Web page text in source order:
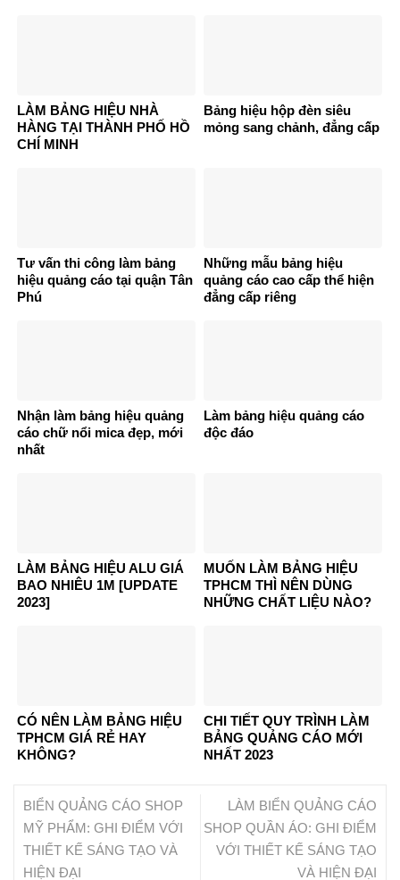
LÀM BẢNG HIỆU NHÀ
HÀNG TẠI THÀNH PHỐ HỒ
CHÍ MINH
Bảng hiệu hộp đèn siêu
mỏng sang chảnh, đẳng cấp
Tư vấn thi công làm bảng
hiệu quảng cáo tại quận Tân
Phú
Những mẫu bảng hiệu
quảng cáo cao cấp thể hiện
đẳng cấp riêng
Nhận làm bảng hiệu quảng
cáo chữ nổi mica đẹp, mới
nhất
Làm bảng hiệu quảng cáo
độc đáo
LÀM BẢNG HIỆU ALU GIÁ
BAO NHIÊU 1M [UPDATE
2023]
MUỐN LÀM BẢNG HIỆU
TPHCM THÌ NÊN DÙNG
NHỮNG CHẤT LIỆU NÀO?
CÓ NÊN LÀM BẢNG HIỆU
TPHCM GIÁ RẺ HAY
KHÔNG?
CHI TIẾT QUY TRÌNH LÀM
BẢNG QUẢNG CÁO MỚI
NHẤT 2023
BIỂN QUẢNG CÁO SHOP
MỸ PHẨM: GHI ĐIỂM VỚI
THIẾT KẾ SÁNG TẠO VÀ
HIỆN ĐẠI
LÀM BIỂN QUẢNG CÁO
SHOP QUẦN ÁO: GHI ĐIỂM
VỚI THIẾT KẾ SÁNG TẠO
VÀ HIỆN ĐẠI